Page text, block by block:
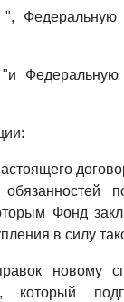
",
Фонд
в силу
новому